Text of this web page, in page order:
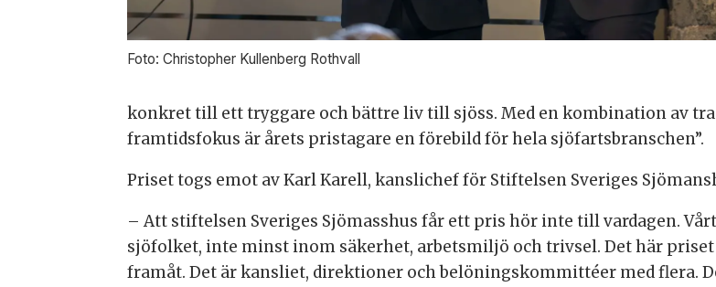
Foto: Christopher Kullenberg Rothvall
konkret till ett tryggare och bättre liv till sjöss. Med en kombination av
framtidsfokus är årets pristagare en förebild för hela sjöfartsbranschen”.
Priset togs emot av Karl Karell, kanslichef för Stiftelsen Sveriges
– Att stiftelsen Sveriges Sjömasshus får ett pris hör inte till vardagen.
sjöfolket, inte minst inom säkerhet, arbetsmiljö och trivsel. Det här
framåt. Det är kansliet, direktioner och belöningskommittéer med flera.